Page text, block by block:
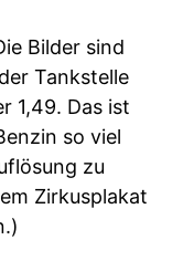
Bilder sind
Tankstelle
1,49. Das ist
so viel
zu
Zirkusplakat